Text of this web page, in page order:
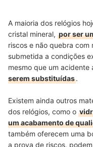
A maioria dos relógios
cristal mineral, por ser
riscos e não quebra
submetida a condições
mesmo que um acidente
serem substituídas.
Existem ainda outros
dos relógios, como o
um acabamento de
também oferecem uma
a prova de riscos,